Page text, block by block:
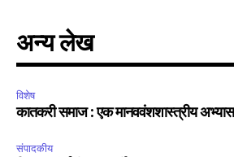
अन्य लेख
विशेष
कातकरी समाज : एक मानववंशशास्त्रीय अभ्यास
संपादकीय